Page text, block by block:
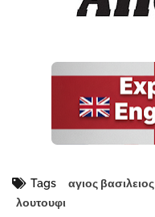
Tags αγιος βασιλειος
λουτουφι